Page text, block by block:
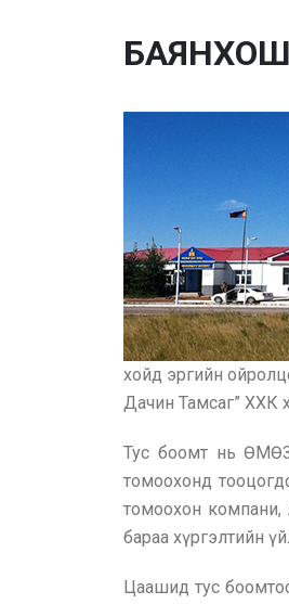
хойд эргийн
Дачин Тамсаг” ХХК
Тус боомт нь
томоохонд
томоохон компани,
бараа хүргэлтийн
Цаашид тус